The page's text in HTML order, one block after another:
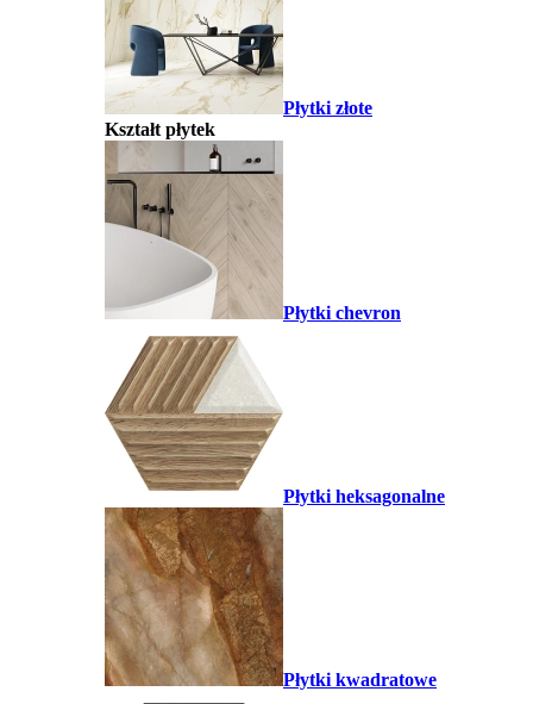
Płytki złote
Kształt płytek
Płytki chevron
Płytki heksagonalne
Płytki kwadratowe